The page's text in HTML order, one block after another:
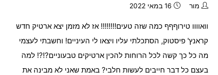
מור 16 במאי 2022
וואוווו טירוףףף כמה שזה טעים!!!!!!!! אז לא מזמן יצא ארטיק חדש
קראנץ' פיסטוק, הסתכלתי עליו ויצאו לי העיניים! וחשבתי לעצמי
מה כל כך קשה לכל הרוחות להכין ארטיקים טבעוניים?!?! למה
בעצם כל דבר חייבים לעשות חלבי? באמת שאני לא מבינה את